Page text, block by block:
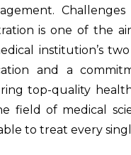
Challenges
is one of the
institution’s
and a
top-quality
field of medical
to treat every